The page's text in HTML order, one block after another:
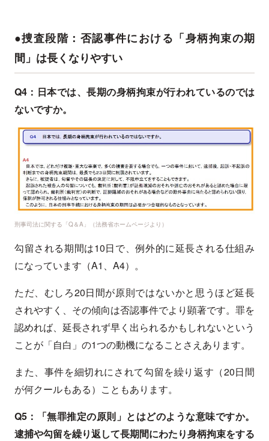
●捜査段階：否認事件における「身柄拘束の期
間」は長くなりやすい
Q4：日本では、長期の身柄拘束が行われているのでは
ないですか。
刑事司法に関する「Q＆A」（法務省ホームページより）
勾留される期間は10日で、例外的に延長される仕組み
になっています（A1、A4）。
ただ、むしろ20日間が原則ではないかと思うほど延長
されやすく、その傾向は否認事件でより顕著です。罪を
認めれば、延長されず早く出られるかもしれないという
ことが「自白」の1つの動機になることさえあります。
また、事件を細切れにされて勾留を繰り返す（20日間
が何クールもある）こともあります。
Q5：「無罪推定の原則」とはどのような意味ですか。
逮捕や勾留を繰り返して長期間にわたり身柄拘束をする